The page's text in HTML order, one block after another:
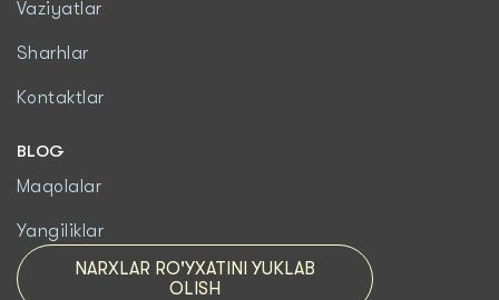
Vaziyatlar
Sharhlar
Kontaktlar
BLOG
Maqolalar
Yangiliklar
NARXLAR RO'YXATINI YUKLAB
OLISH